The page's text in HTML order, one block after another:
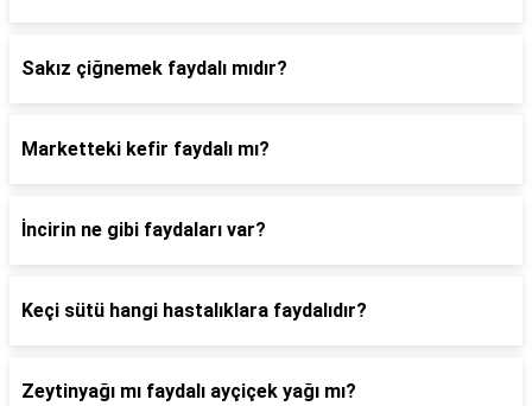
Sakız çiğnemek faydalı mıdır?
Marketteki kefir faydalı mı?
İncirin ne gibi faydaları var?
Keçi sütü hangi hastalıklara faydalıdır?
Zeytinyağı mı faydalı ayçiçek yağı mı?